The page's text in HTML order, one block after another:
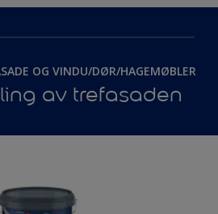
OG VINDU/DØR/HAGEMØBLER
av trefasaden